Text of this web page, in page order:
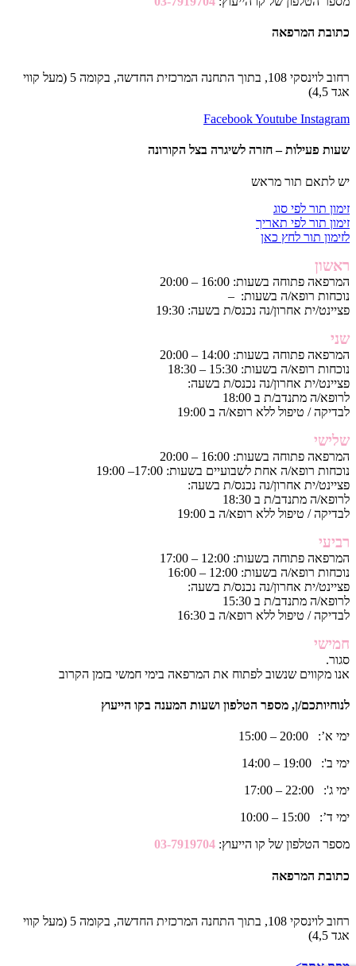
כתובת המרפאה
רחוב לוינסקי 108, בתוך התחנה המרכזית החדשה, בקומה 5 (מעל קווי
אגד 4,5)
FacebookYoutube Instagram
שעות פעילות – חזרה לשיגרה בצל הקורונה
יש לתאם תור מראש
זימון תור לפי סוג
זימון תור לפי תאריך
לזימון תור לחץ כאן
ראשון
המרפאה פתוחה בשעות: 16:00 – 20:00
נוכחות רופא/ה בשעות: –
פציינט/ית אחרון/נה נכנס/ת בשעה: 19:30
שני
המרפאה פתוחה בשעות: 14:00 – 20:00
נוכחות רופא/ה בשעות: 15:30 – 18:30
פציינט/ית אחרון/נה נכנס/ת בשעה:
לרופא/ה מתנדב/ת ב 18:00
לבדיקה / טיפול ללא רופא/ה ב 19:00
שלישי
המרפאה פתוחה בשעות: 16:00 – 20:00
נוכחות רופא/ה אחת לשבועיים בשעות: 17:00– 19:00
פציינט/ית אחרון/נה נכנס/ת בשעה:
לרופא/ה מתנדב/ת ב 18:30
לבדיקה / טיפול ללא רופא/ה ב 19:00
רביעי
המרפאה פתוחה בשעות: 12:00 – 17:00
נוכחות רופא/ה בשעות: 12:00 – 16:00
פציינט/ית אחרון/נה נכנס/ת בשעה:
לרופא/ה מתנדב/ת ב 15:30
לבדיקה / טיפול ללא רופא/ה ב 16:30
חמישי
סגור.
אנו מקווים שנשוב לפתוח את המרפאה בימי חמשי בזמן הקרוב
לנוחיותכם/ן, מספר הטלפון ושעות המענה בקו הייעוץ
ימי א’: 20:00 – 15:00
ימי ב': 19:00 – 14:00
ימי ג': 22:00 – 17:00
ימי ד’: 15:00 – 10:00
מספר הטלפון של קו הייעוץ: 03-7919704
כתובת המרפאה
רחוב לוינסקי 108, בתוך התחנה המרכזית החדשה, בקומה 5 (מעל קווי
אגד 4,5)